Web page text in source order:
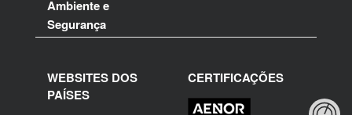
Ambiente e
Segurança
WEBSITES DOS
PAÍSES
CERTIFICAÇÕES